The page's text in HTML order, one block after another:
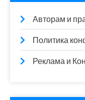
Авторам и
Политика
Реклама и